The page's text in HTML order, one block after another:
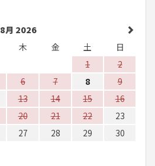
8月 2026
木 金 土
日
1
2
6 7 8
9
13 14 15
16
20 21 22
23
27 28 29
30